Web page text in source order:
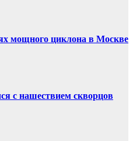
мощного циклона в Москве
с нашествием скворцов